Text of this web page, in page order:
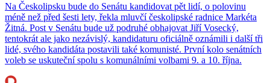
Na Českolipsku bude do Senátu kandidovat pět lidí, o polovinu
méně než před šesti lety, řekla mluvčí českolipské radnice Markéta
Žitná. Post v Senátu bude už podruhé obhajovat Jiří Vosecký,
tentokrát ale jako nezávislý, kandidaturu oficiálně oznámili i další tři
lidé, svého kandidáta postavili také komunisté. První kolo senátních
voleb se uskuteční spolu s komunálními volbami 9. a 10. října.